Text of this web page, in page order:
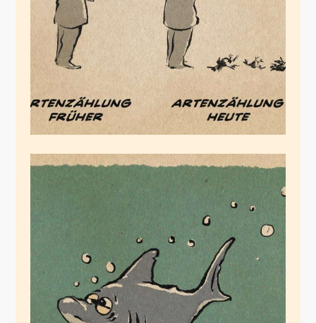
Juli 7, 2020
Was anderes
Juli 5, 2020